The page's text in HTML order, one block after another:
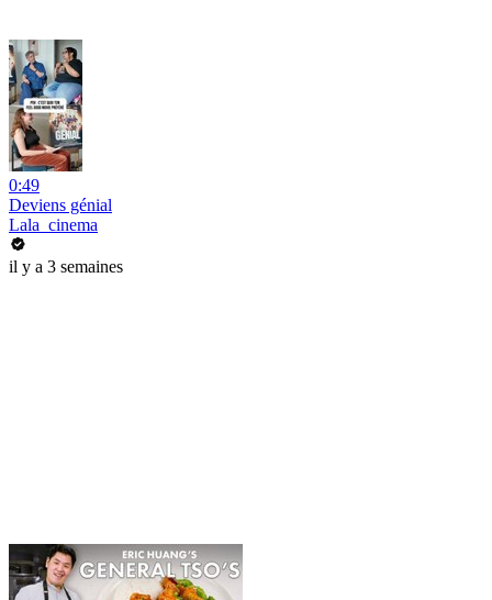
0:49
Deviens génial
Lala_cinema
il y a 3 semaines